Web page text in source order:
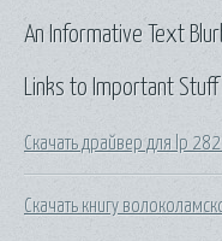
Links to Important Stuff
Скачать драйвер для lp
Скачать книгу
An Informative Text